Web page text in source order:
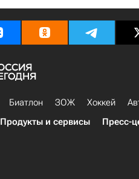
Биатлон ЗОЖ Хоккей
Продукты и сервисы Пресс-